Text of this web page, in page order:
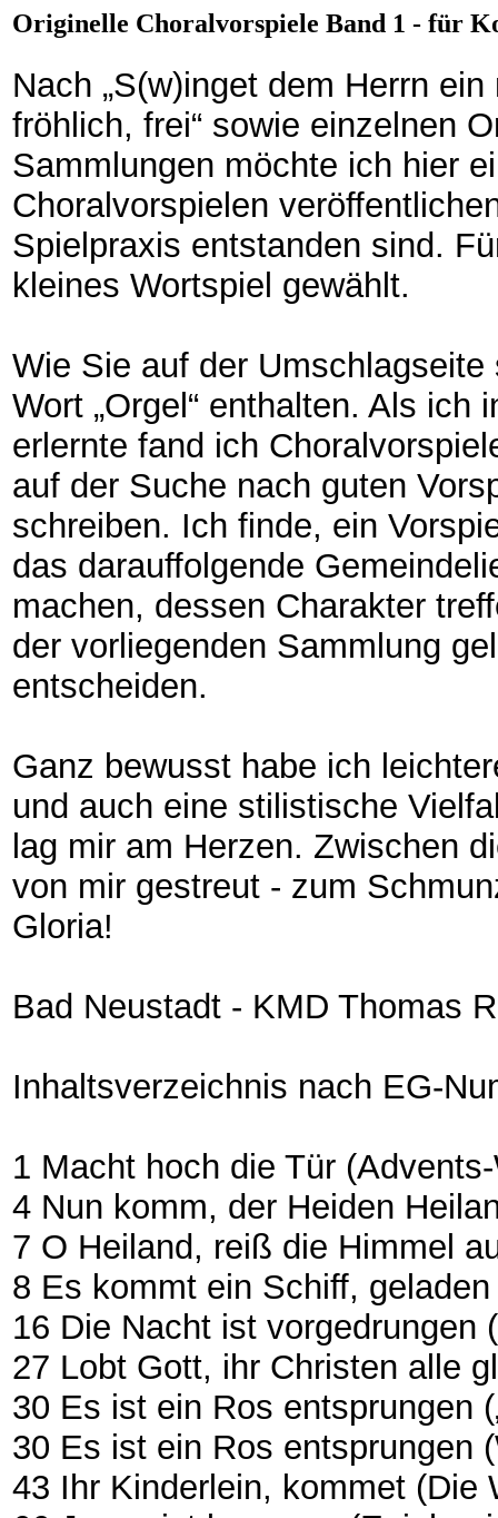
Originelle Choralvorspiele Band 1 - für
Nach „S(w)inget dem Herrn
fröhlich, frei“ sowie einzelnen
Sammlungen möchte ich hier
Choralvorspielen
Spielpraxis entstanden sind.
kleines Wortspiel gewählt.
Wie Sie auf der Umschlagseite
Wort „Orgel“ enthalten. Als
erlernte fand ich
auf der Suche nach guten
schreiben. Ich finde, ein
das darauffolgende
machen, dessen Charakter
der vorliegenden Sammlung
entscheiden.
Ganz bewusst habe ich
und auch eine stilistische
lag mir am Herzen. Zwischen
von mir gestreut - zum
Gloria!
Bad Neustadt - KMD Thomas
Inhaltsverzeichnis nach EG-
1 Macht hoch die Tür
4 Nun komm, der Heiden
7 O Heiland, reiß die Himmel
8 Es kommt ein Schiff,
16 Die Nacht ist vorgedrungen
27 Lobt Gott, ihr Christen alle
30 Es ist ein Ros entsprungen
30 Es ist ein Ros entsprungen
43 Ihr Kinderlein, kommet (Die